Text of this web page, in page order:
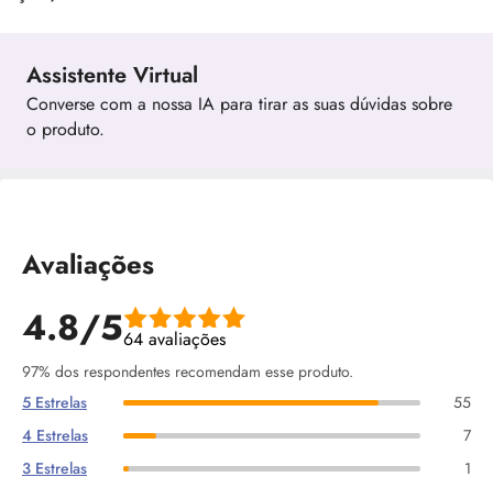
Assistente Virtual
Converse com a nossa IA para tirar as suas dúvidas sobre
o produto.
Avaliações
4.8/564 avaliações
97% dos respondentes recomendam esse produto.
5 Estrelas
55
4 Estrelas
7
3 Estrelas
1